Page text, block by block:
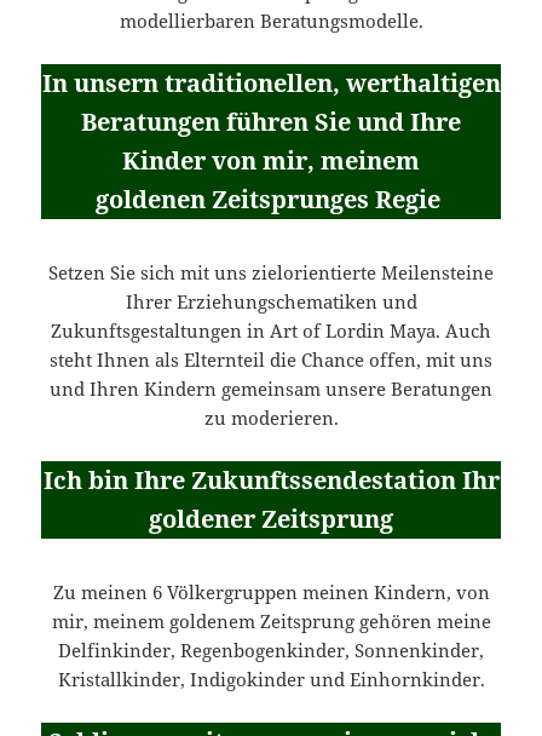
modellierbaren Beratungsmodelle.
In unsern traditionellen, werthaltigen
Beratungen führen Sie und Ihre
Kinder von mir, meinem
goldenen Zeitsprunges Regie
Setzen Sie sich mit uns zielorientierte Meilensteine
Ihrer Erziehungschematiken und
Zukunftsgestaltungen in Art of Lordin Maya. Auch
steht Ihnen als Elternteil die Chance offen, mit uns
und Ihren Kindern gemeinsam unsere Beratungen
zu moderieren.
Ich bin Ihre Zukunftssendestation Ihr
goldener Zeitsprung
Zu meinen 6 Völkergruppen meinen Kindern, von
mir, meinem goldenem Zeitsprung gehören meine
Delfinkinder, Regenbogenkinder, Sonnenkinder,
Kristallkinder, Indigokinder und Einhornkinder.